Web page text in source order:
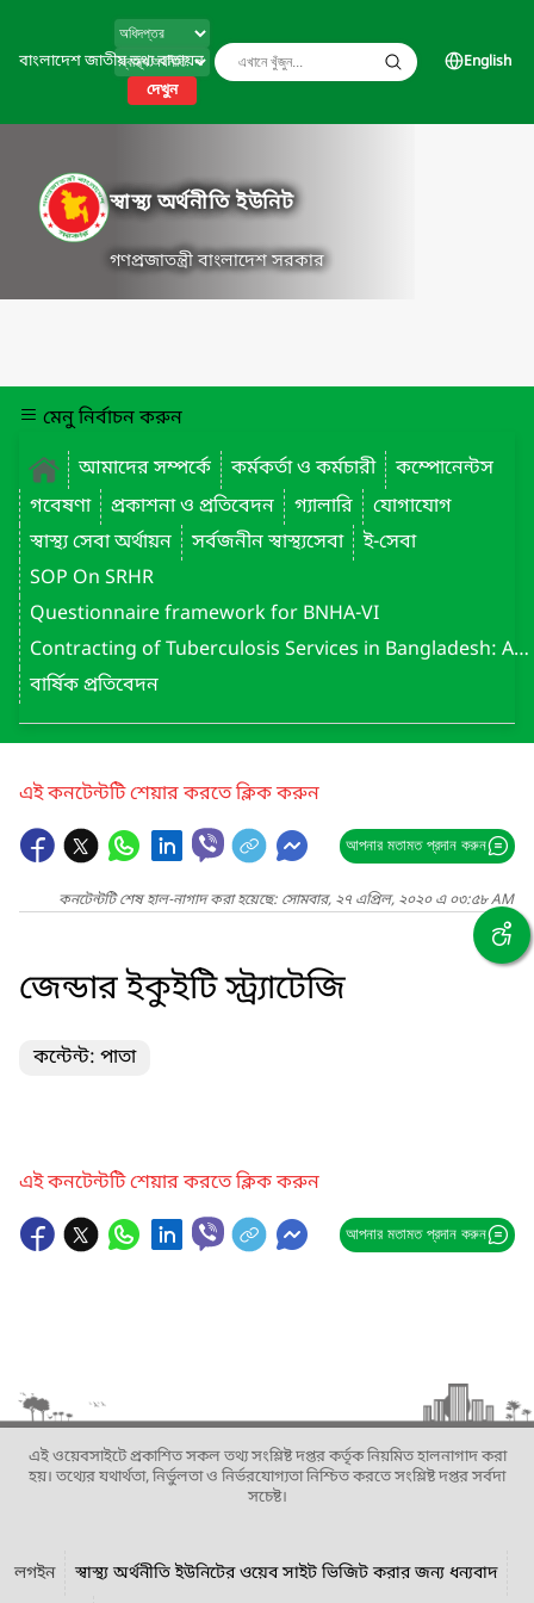
বাংলাদেশ জাতীয় তথ্য বাতায়ন
দেখুন
English
স্বাস্থ্য অর্থনীতি ইউনিট
গণপ্রজাতন্ত্রী বাংলাদেশ সরকার
মেনু নির্বাচন করুন
আমাদের সম্পর্কে
কর্মকর্তা ও কর্মচারী
কম্পোনেন্টস
গবেষণা
প্রকাশনা ও প্রতিবেদন গ্যালারি
যোগাযোগ
স্বাস্থ্য সেবা অর্থায়ন
সর্বজনীন স্বাস্থ্যসেবা
ই-সেবা
SOP On SRHR
Questionnaire framework for BNHA-VI
Contracting of Tuberculosis Services in Bangladesh: Assessment Report (May 2022)
বার্ষিক প্রতিবেদন
এই কনটেন্টটি শেয়ার করতে ক্লিক করুন
আপনার মতামত প্রদান করুন
কনটেন্টটি শেষ হাল-নাগাদ করা হয়েছে: সোমবার, ২৭ এপ্রিল, ২০২০ এ ০৩:৫৮ AM
জেন্ডার ইকুইটি স্ট্র্যাটেজি
কন্টেন্ট: পাতা
এই কনটেন্টটি শেয়ার করতে ক্লিক করুন
আপনার মতামত প্রদান করুন
এই ওয়েবসাইটে প্রকাশিত সকল তথ্য সংশ্লিষ্ট দপ্তর কর্তৃক নিয়মিত হালনাগাদ করা
হয়। তথ্যের যথার্থতা, নির্ভুলতা ও নির্ভরযোগ্যতা নিশ্চিত করতে সংশ্লিষ্ট দপ্তর সর্বদা
সচেষ্ট।
লগইন স্বাস্থ্য অর্থনীতি ইউনিটের ওয়েব সাইট ভিজিট করার জন্য ধন্যবাদ